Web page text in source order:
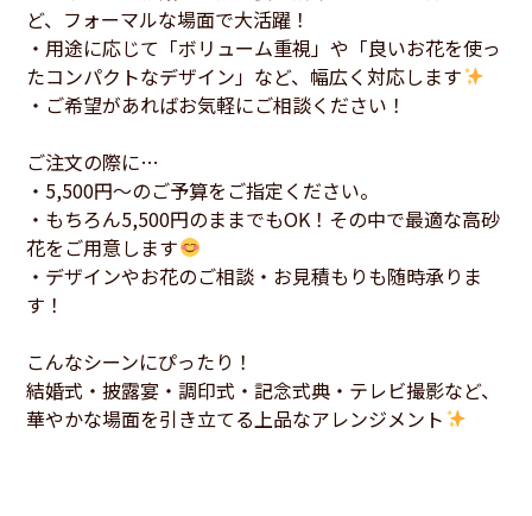
ど、フォーマルな場面で大活躍！
・用途に応じて「ボリューム重視」や「良いお花を使っ
たコンパクトなデザイン」など、幅広く対応します
・ご希望があればお気軽にご相談ください！
ご注文の際に…
・5,500円～のご予算をご指定ください。
・もちろん5,500円のままでもOK！その中で最適な高砂
花をご用意します
・デザインやお花のご相談・お見積もりも随時承りま
す！
こんなシーンにぴったり！
結婚式・披露宴・調印式・記念式典・テレビ撮影など、
華やかな場面を引き立てる上品なアレンジメント